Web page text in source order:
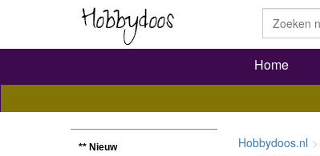
Home
** Nieuw Hobbydoos.nl